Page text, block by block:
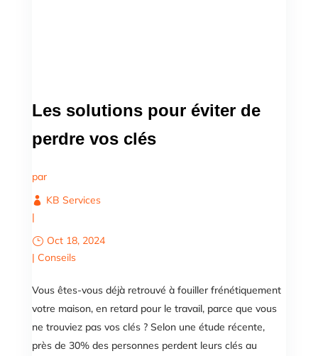
Les solutions pour éviter de
perdre vos clés
par
KB Services
|
Oct 18, 2024
| Conseils
Vous êtes-vous déjà retrouvé à fouiller frénétiquement
votre maison, en retard pour le travail, parce que vous
ne trouviez pas vos clés ? Selon une étude récente,
près de 30% des personnes perdent leurs clés au